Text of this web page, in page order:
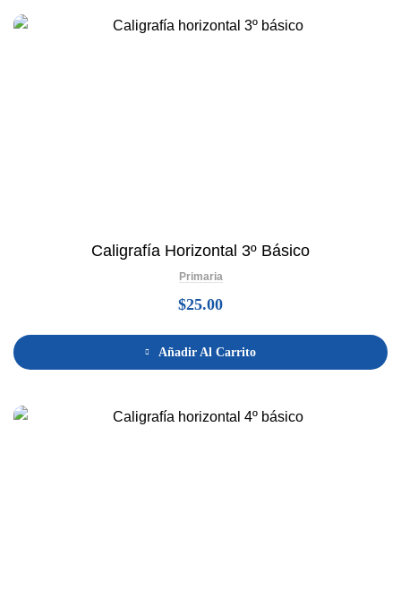
Caligrafía Horizontal 3º Básico
Primaria
$25.00
Añadir Al Carrito